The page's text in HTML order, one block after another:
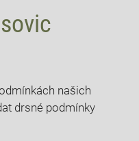
našich
drsné podmínky